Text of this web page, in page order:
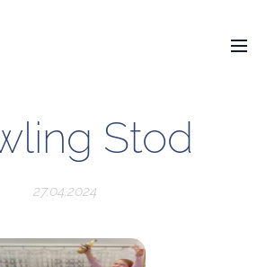
Stod
27.04.2024